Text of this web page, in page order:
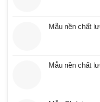
Mẫu nền chất
Mẫu nền chất